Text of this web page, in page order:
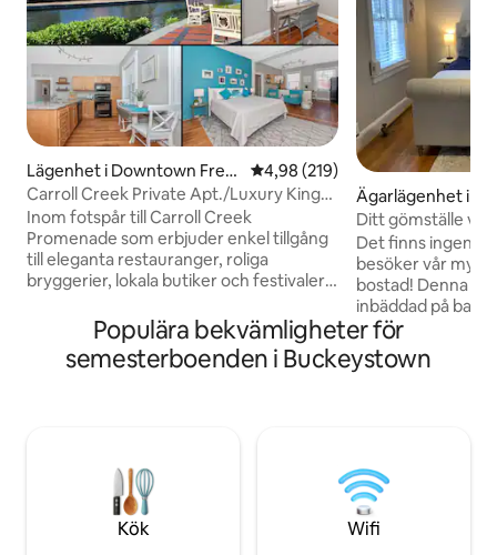
Lägenhet i Downtown Fred
erick
4,98 av 5 i genomsnittligt
4,98 (219)
Carroll Creek Private Apt./Luxury King-
säng
Inom fotspår till Carroll Creek
Promenade som erbjuder enkel tillgång
till eleganta restauranger, roliga
bryggerier, lokala butiker och festivaler i
möbler inklusive en king size-säng med
minnesskum. Njut av din egen lägenhet
med vida öppna ytor och högt i tak som
favoritställen och restauranger! Enkel
självincheckning. Gratis parkering finns
Ägarlägenhet i
rederick
Ditt gömställe
centrum.
Det finns ingen
besöker vår
bostad! Denna andra våningenhet ligger
inbäddad på
hem som har
kryssar i alla
nyckellös ingång
en sällsynthet för
Invånare bor
husdjur, hög
Populära bekvämligheter för
semesterboenden i Buckeystown
Kök Wifi